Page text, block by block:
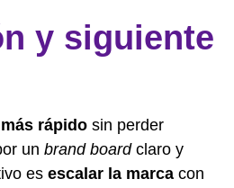
y siguiente
rápido sin perder
un brand boardclaro y
es escalar la marca con